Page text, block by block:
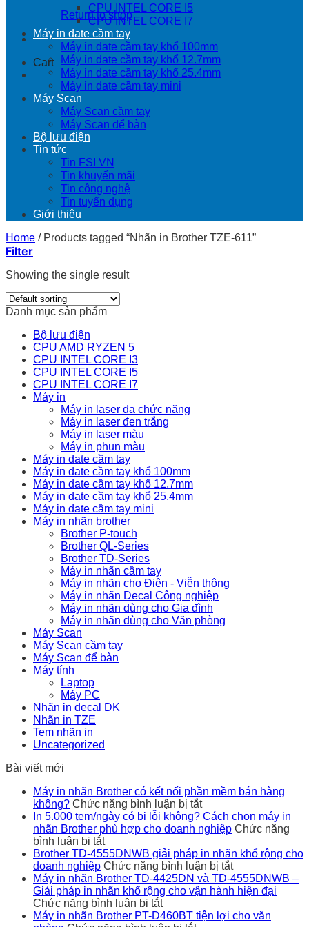
Return to shop
Cart
CPU INTEL CORE I5
CPU INTEL CORE I7
Máy in date cầm tay
Máy in date cầm tay khổ 100mm
Máy in date cầm tay khổ 12.7mm
Máy in date cầm tay khổ 25.4mm
Máy in date cầm tay mini
Máy Scan
Máy Scan cầm tay
Máy Scan để bàn
Bộ lưu điện
Tin tức
Tin FSI VN
Tin khuyến mãi
Tin công nghệ
Tin tuyển dụng
Giới thiệu
Home /Products tagged “Nhãn in Brother TZE-611”
Filter
Showing the single result
Danh mục sản phẩm
Bộ lưu điện
CPU AMD RYZEN 5
CPU INTEL CORE I3
CPU INTEL CORE I5
CPU INTEL CORE I7
Máy in
Máy in laser đa chức năng
Máy in laser đen trắng
Máy in laser màu
Máy in phun màu
Máy in date cầm tay
Máy in date cầm tay khổ 100mm
Máy in date cầm tay khổ 12.7mm
Máy in date cầm tay khổ 25.4mm
Máy in date cầm tay mini
Máy in nhãn brother
Brother P-touch
Brother QL-Series
Brother TD-Series
Máy in nhãn cầm tay
Máy in nhãn cho Điện - Viễn thông
Máy in nhãn Decal Công nghiệp
Máy in nhãn dùng cho Gia đình
Máy in nhãn dùng cho Văn phòng
Máy Scan
Máy Scan cầm tay
Máy Scan để bàn
Máy tính
Laptop
Máy PC
Nhãn in decal DK
Nhãn in TZE
Tem nhãn in
Uncategorized
Bài viết mới
Máy in nhãn Brother có kết nối phần mềm bán hàng
không? Chức năng bình luận bị tắtở
Máy
in
Brother
có
kết
nối
mềm
In 5.000 tem/ngày có bị lỗi không? Cách chọn máy in
nhãn Brother phù hợp cho doanh nghiệp Chức năng
bình luận bị tắtở
In
5.000
tem/ngày
có
bị
lỗi
Brother TD-4555DNWB giải pháp in nhãn khổ rộng cho
doanh nghiệp Chức năng bình luận bị tắtở
Brother
TD-
giải
Máy in nhãn Brother TD-4425DN và TD-4555DNWB –
Giải pháp in nhãn khổ rộng cho vận hành hiện đại
Chức năng bình luận bị tắtở
Máy
Máy in nhãn Brother PT-D460BT tiện lợi cho văn